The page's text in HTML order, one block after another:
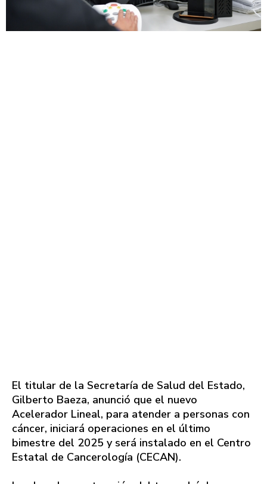
El titular de la Secretaría de Salud del Estado,
Gilberto Baeza, anunció que el nuevo
Acelerador Lineal, para atender a personas con
cáncer, iniciará operaciones en el último
bimestre del 2025 y será instalado en el Centro
Estatal de Cancerología (CECAN).